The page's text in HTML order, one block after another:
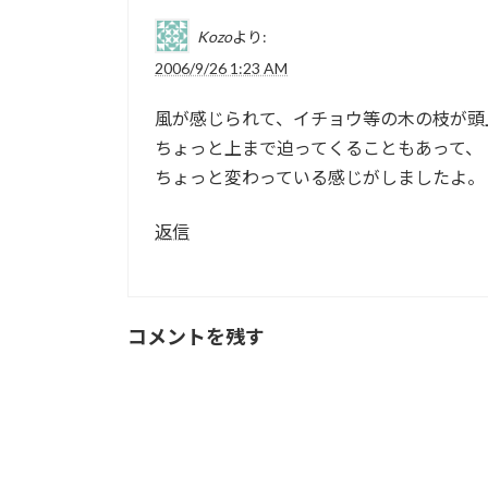
Kozoより:
2006/9/26 1:23 AM
風が感じられて、イチョウ等の木の枝が
ちょっと上まで迫ってくることもあって、
ちょっと変わっている感じがしましたよ。
返信
コメントを残す